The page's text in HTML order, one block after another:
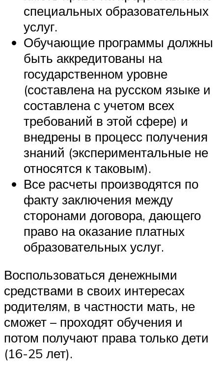
специальных образовательных
услуг.
Обучающие программы должны
быть аккредитованы на
государственном уровне
(составлена на русском языке и
составлена с учетом всех
требований в этой сфере) и
внедрены в процесс получения
знаний (экспериментальные не
относятся к таковым).
Все расчеты производятся по
факту заключения между
сторонами договора, дающего
право на оказание платных
образовательных услуг.
Воспользоваться денежными
средствами в своих интересах
родителям, в частности мать, не
сможет – проходят обучения и
потом получают права только дети
(16-25 лет).